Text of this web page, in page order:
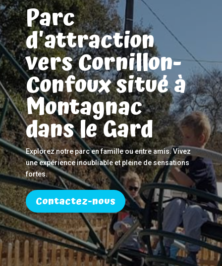
Parc
d'attraction
vers Cornillon-
Confoux situé à
Montagnac
dans le Gard
Explorez notre parc en famille ou entre amis. Vivez
une expérience inoubliable et pleine de sensations
fortes.
Contactez-nous